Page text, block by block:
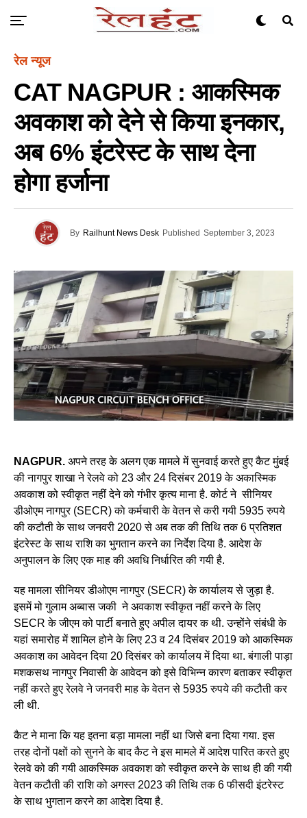
रेल न्यूज
CAT NAGPUR : आकस्मिक
अवकाश को देने से किया इनकार,
अब 6% इंटरेस्ट के साथ देना
होगा हर्जाना
By Railhunt News Desk Published September 3, 2023
NAGPUR. अपने तरह के अलग एक मामले में सुनवाई करते हुए कैट मुंबई
की नागपुर शाखा ने रेलवे को 23 और 24 दिसंबर 2019 के अकास्मिक
अवकाश को स्वीकृत नहीं देने को गंभीर कृत्य माना है. कोर्ट ने सीनियर
डीओएम नागपुर (SECR) काे कर्मचारी के वेतन से करी गयी 5935 रुपये
की कटौती के साथ जनवरी 2020 से अब तक की तिथि तक 6 प्रतिशत
इंटरेस्ट के साथ राशि का भुगतान करने का निर्देश दिया है. आदेश के
अनुपालन के लिए एक माह की अवधि निर्धारित की गयी है.
यह मामला सीनियर डीओएम नागपुर (SECR) के कार्यालय से जुड़ा है.
इसमें मो गुलाम अब्बास जकी ने अवकाश स्वीकृत नहीं करने के लिए
SECR के जीएम को पार्टी बनाते हुए अपील दायर क थी. उन्होंने संबंधी के
यहां समारोह में शामिल होने के लिए 23 व 24 दिसंबर 2019 को आकस्मिक
अवकाश का आवेदन दिया 20 दिसंबर को कार्यालय में दिया था. बंगाली पाड़ा
मशकसथ नागपुर निवासी के आवेदन को इसे विभिन्न कारण बताकर स्वीकृत
नहीं करते हुए रेलवे ने जनवरी माह के वेतन से 5935 रुपये की कटौती कर
ली थी.
कैट ने माना कि यह इतना बड़ा मामला नहीं था जिसे बना दिया गया. इस
तरह दोनों पक्षों को सुनने के बाद कैट ने इस मामले में आदेश पारित करते हुए
रेलवे को की गयी आकस्मिक अवकाश को स्वीकृत करने के साथ ही की गयी
वेतन कटौती की राशि को अगस्त 2023 की तिथि तक 6 फीसदी इंटरेस्ट
के साथ भुगतान करने का आदेश दिया है.